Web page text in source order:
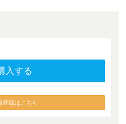
入する
登録はこちら